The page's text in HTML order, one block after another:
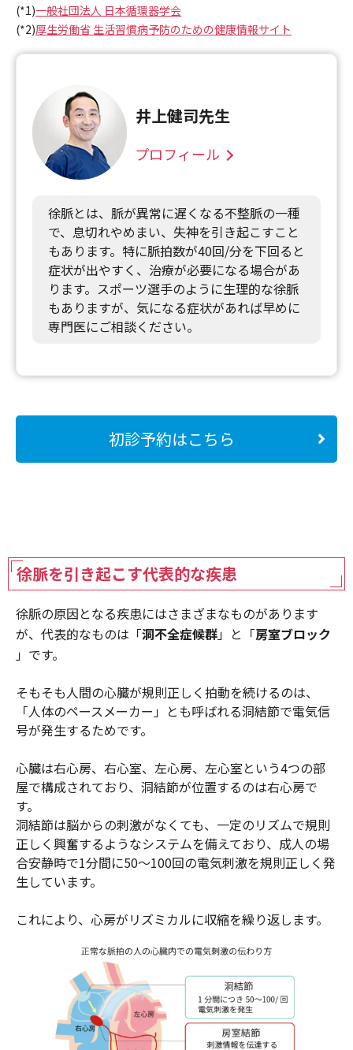
(*1)一般社団法人 日本循環器学会
(*2)厚生労働省 生活習慣病予防のための健康情報サイト
井上健司先生
プロフィール
徐脈とは、脈が異常に遅くなる不整脈の一種
で、息切れやめまい、失神を引き起こすこと
もあります。特に脈拍数が40回/分を下回ると
症状が出やすく、治療が必要になる場合があ
ります。スポーツ選手のように生理的な徐脈
もありますが、気になる症状があれば早めに
専門医にご相談ください。
初診予約はこちら
徐脈を引き起こす代表的な疾患
徐脈の原因となる疾患にはさまざまなものがあります
が、代表的なものは「洞不全症候群」と「房室ブロック
」です。
そもそも人間の心臓が規則正しく拍動を続けるのは、
「人体のペースメーカー」とも呼ばれる洞結節で電気信
号が発生するためです。
心臓は右心房、右心室、左心房、左心室という4つの部
屋で構成されており、洞結節が位置するのは右心房で
す。
洞結節は脳からの刺激がなくても、一定のリズムで規則
正しく興奮するようなシステムを備えており、成人の場
合安静時で1分間に50～100回の電気刺激を規則正しく発
生しています。
これにより、心房がリズミカルに収縮を繰り返します。